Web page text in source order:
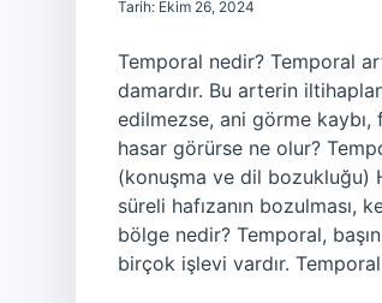
Tarih: Ekim 26, 2024
Temporal nedir? Temporal
damardır. Bu arterin
edilmezse, ani görme
hasar görürse ne olur?
(konuşma ve dil bozukluğu)
süreli hafızanın bozulması,
bölge nedir? Temporal,
birçok işlevi vardır.